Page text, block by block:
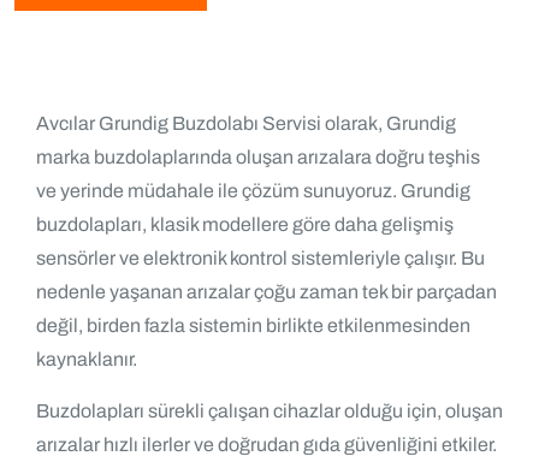
Avcılar Grundig Buzdolabı Servisi olarak, Grundig
marka buzdolaplarında oluşan arızalara doğru teşhis
ve yerinde müdahale ile çözüm sunuyoruz. Grundig
buzdolapları, klasik modellere göre daha gelişmiş
sensörler ve elektronik kontrol sistemleriyle çalışır. Bu
nedenle yaşanan arızalar çoğu zaman tek bir parçadan
değil, birden fazla sistemin birlikte etkilenmesinden
kaynaklanır.
Buzdolapları sürekli çalışan cihazlar olduğu için, oluşan
arızalar hızlı ilerler ve doğrudan gıda güvenliğini etkiler.